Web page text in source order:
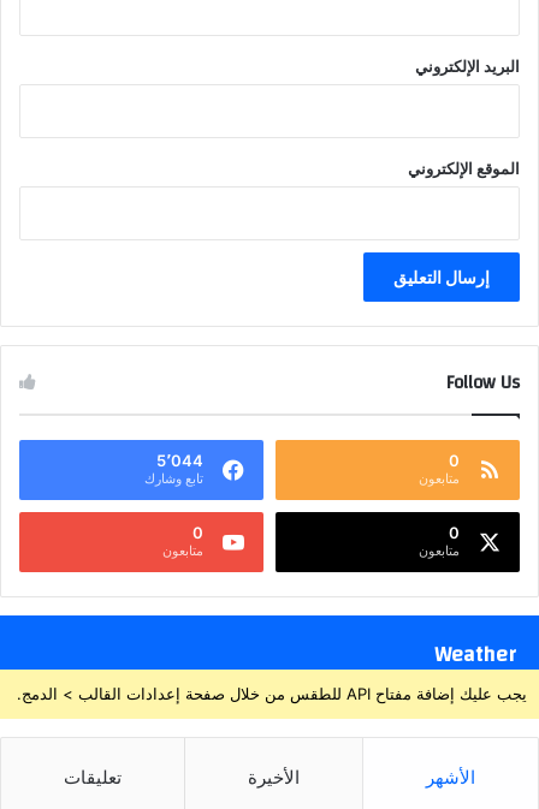
البريد الإلكتروني
الموقع الإلكتروني
Follow Us
0
متابعون
5٬044
تابع وشارك
0
متابعون
0
متابعون
Weather
يجب عليك إضافة مفتاح API للطقس من خلال صفحة إعدادات القالب > الدمج.
الأشهر الأخيرة تعليقات